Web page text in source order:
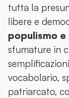
tutta la
libere e
populismo
sfumature in
vocabolario,
patriarcato,